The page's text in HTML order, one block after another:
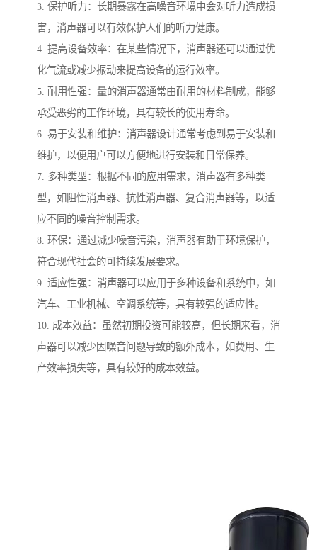
3. 保护听力：长期暴露在高噪音环境中会对听力造成损
害，消声器可以有效保护人们的听力健康。
4. 提高设备效率：在某些情况下，消声器还可以通过优
化气流或减少振动来提高设备的运行效率。
5. 耐用性强：量的消声器通常由耐用的材料制成，能够
承受恶劣的工作环境，具有较长的使用寿命。
6. 易于安装和维护：消声器设计通常考虑到易于安装和
维护，以便用户可以方便地进行安装和日常保养。
7. 多种类型：根据不同的应用需求，消声器有多种类
型，如阻性消声器、抗性消声器、复合消声器等，以适
应不同的噪音控制需求。
8. 环保：通过减少噪音污染，消声器有助于环境保护，
符合现代社会的可持续发展要求。
9. 适应性强：消声器可以应用于多种设备和系统中，如
汽车、工业机械、空调系统等，具有较强的适应性。
10. 成本效益：虽然初期投资可能较高，但长期来看，消
声器可以减少因噪音问题导致的额外成本，如费用、生
产效率损失等，具有较好的成本效益。